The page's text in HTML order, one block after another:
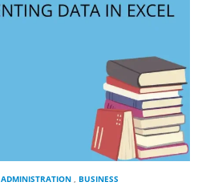
ADMINISTRATION ,BUSINESS